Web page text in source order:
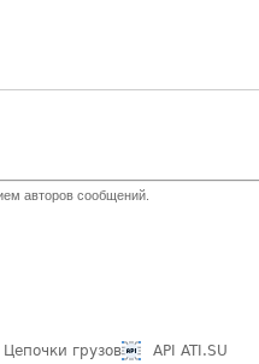
авторов сообщений.
Цепочки грузов API ATI.SU